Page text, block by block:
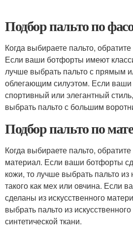
Подбор пальто по
Когда выбираете пальто,
Если ваши ботфорты имеют
лучше выбрать пальто с прямым
облегающим силуэтом. Если
спортивный или элегантный
выбрать пальто с большим
Подбор пальто по
Когда выбираете пальто,
материал. Если ваши ботфорты
кожи, то лучше выбрать пальто из
такого как мех или овчина. Если
сделаны из искусственного
выбрать пальто из
синтетической ткани.